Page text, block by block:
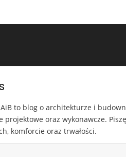
to blog o architekturze i
projektowe oraz wykonawcze.
komforcie oraz trwałości.